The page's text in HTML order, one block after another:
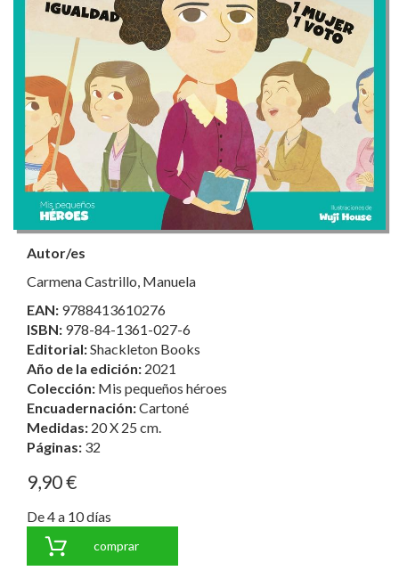
Autor/es
Carmena Castrillo, Manuela
EAN: 9788413610276
ISBN: 978-84-1361-027-6
Editorial:Shackleton Books
Año de la edición: 2021
Colección: Mis pequeños héroes
Encuadernación:Cartoné
Medidas: 20 X 25 cm.
Páginas: 32
9,90 €
De 4 a 10 días
comprar